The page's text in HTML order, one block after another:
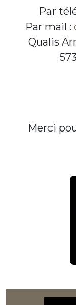
Par
Par mail :
Qualis
Merci